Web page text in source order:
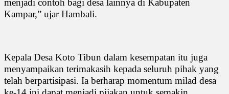
menjadi contoh bagi desa lainnya di Kabupaten
Kampar,” ujar Hambali.
Kepala Desa Koto Tibun dalam kesempatan itu juga
menyampaikan terimakasih kepada seluruh pihak yang
telah berpartisipasi. Ia berharap momentum milad desa